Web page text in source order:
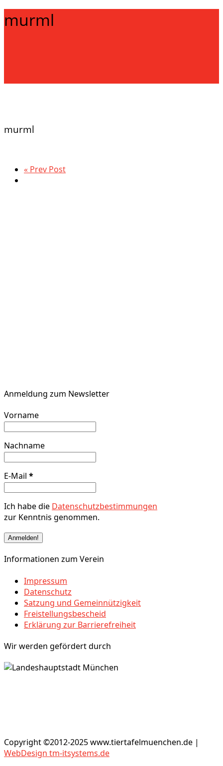
murml
murml
« Prev Post
Anmeldung zum Newsletter
Vorname
Nachname
E-Mail *
Ich habe die Datenschutzbestimmungen
zur Kenntnis genommen.
Informationen zum Verein
Impressum
Datenschutz
Satzung und Gemeinnützigkeit
Freistellungsbescheid
Erklärung zur Barrierefreiheit
Wir werden gefördert durch
Copyright ©2012-2025 www.tiertafelmuenchen.de |
WebDesign tm-itsystems.de